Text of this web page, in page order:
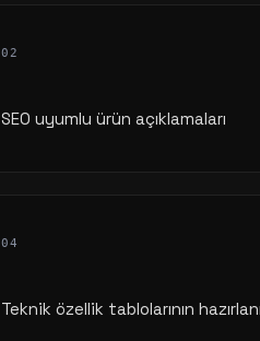
02
SEO uyumlu ürün açıklamaları
04
Teknik özellik tablolarının